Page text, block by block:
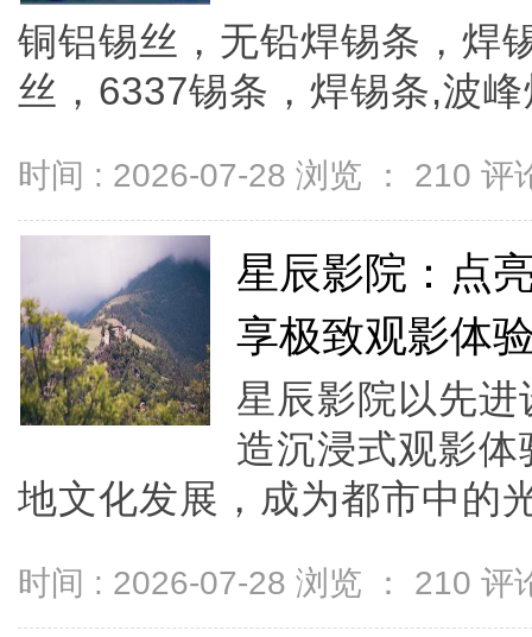
铜铝锡丝，无铅焊锡条，焊
丝，6337锡条，焊锡条,波
时间 : 2026-07-28 浏览 ： 210 评
星辰影院：点
享极致观影体
星辰影院以先
造沉浸式观影
地文化发展，成为都市中的
时间 : 2026-07-28 浏览 ： 210 评